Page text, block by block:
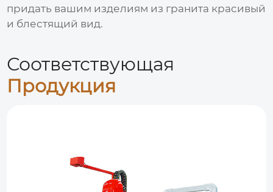
придать вашим изделиям из гранита красивый
и блестящий вид.
Соответствующая
Продукция